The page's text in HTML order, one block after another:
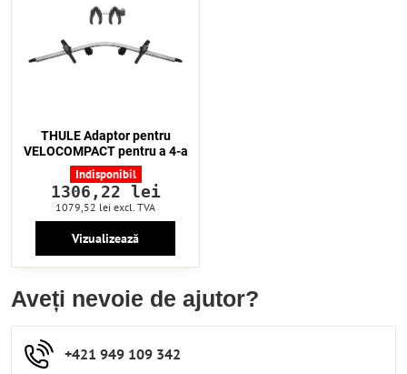
THULE Adaptor pentru
VELOCOMPACT pentru a 4-a
Indisponibil
1306,22 lei
1079,52 lei excl. TVA
Vizualizează
Aveți nevoie de ajutor?
+421 949 109 342